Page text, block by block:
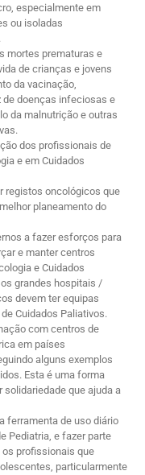
especialmente em
ou isoladas
mortes prematuras e
de crianças e jovens
da vacinação,
de doenças infeciosas e
da malnutrição e outras
dos profissionais de
e em Cuidados
registos oncológicos que
planeamento do
a fazer esforços para
e manter centros
e Cuidados
grandes hospitais /
devem ter equipas
Cuidados Paliativos.
com centros de
em países
alguns exemplos
Esta é uma forma
solidariedade que ajuda a
ferramenta de uso diário
Pediatria, e fazer parte
profissionais que
particularmente